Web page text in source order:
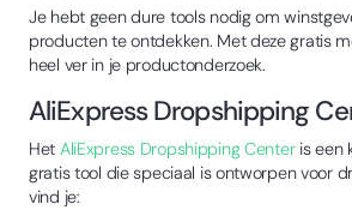
Je hebt geen dure tools nodig om
producten te ontdekken. Met deze gratis
heel ver in je productonderzoek.
AliExpress Dropshipping
Het AliExpress Dropshipping Centeris een
gratis tool die speciaal is ontworpen voor
vind je: